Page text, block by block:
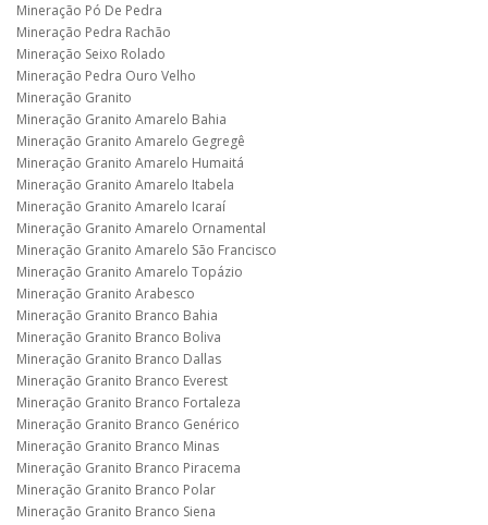
Mineração Pó De Pedra
Mineração Pedra Rachão
Mineração Seixo Rolado
Mineração Pedra Ouro Velho
Mineração Granito
Mineração Granito Amarelo Bahia
Mineração Granito Amarelo Gegregê
Mineração Granito Amarelo Humaitá
Mineração Granito Amarelo Itabela
Mineração Granito Amarelo Icaraí
Mineração Granito Amarelo Ornamental
Mineração Granito Amarelo São Francisco
Mineração Granito Amarelo Topázio
Mineração Granito Arabesco
Mineração Granito Branco Bahia
Mineração Granito Branco Boliva
Mineração Granito Branco Dallas
Mineração Granito Branco Everest
Mineração Granito Branco Fortaleza
Mineração Granito Branco Genérico
Mineração Granito Branco Minas
Mineração Granito Branco Piracema
Mineração Granito Branco Polar
Mineração Granito Branco Siena